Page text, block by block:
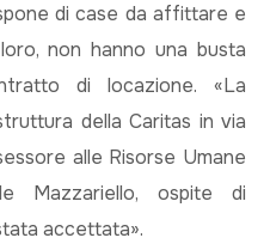
di case da affittare e
non hanno una busta
di locazione. «La
della Caritas in via
alle Risorse Umane
Mazzariello, ospite di
accettata».